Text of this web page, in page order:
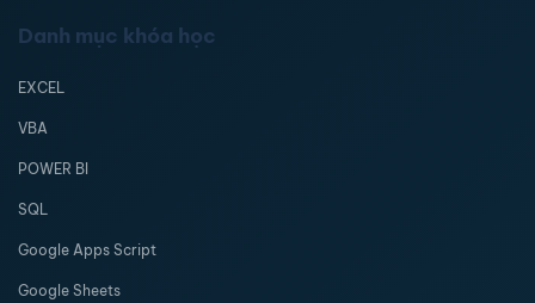
Danh mục khóa học
EXCEL
VBA
POWER BI
SQL
Google Apps Script
Google Sheets